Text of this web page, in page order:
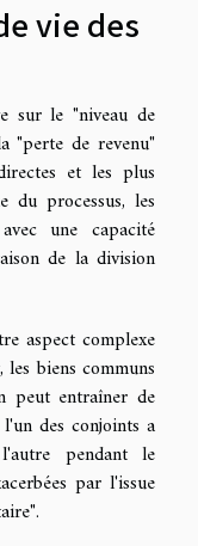
vie des
sur le "niveau de
"perte de revenu"
et les plus
du processus, les
une capacité
de la division
aspect complexe
biens communs
peut entraîner de
des conjoints a
pendant le
par l'issue